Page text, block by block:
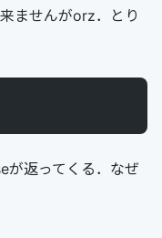
ませんがorz．とり
が返ってくる．なぜ